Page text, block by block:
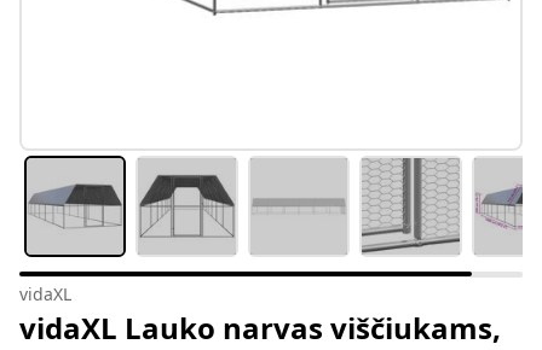
vidaXL
vidaXL Lauko narvas viščiukams,